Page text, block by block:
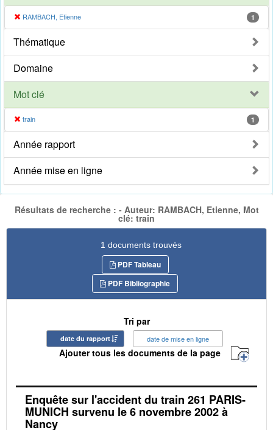
RAMBACH, Etienne 1
Thématique
Domaine
Mot clé
train 1
Année rapport
Année mise en ligne
Résultats de recherche : - Auteur: RAMBACH, Etienne, Mot
clé: train
1 documents trouvés
PDF Tableau
PDF Bibliographie
Tri par
date du rapport date de mise en ligne
Ajouter tous les documents de la page
Enquête sur l'accident du train 261 PARIS-
MUNICH survenu le 6 novembre 2002 à
Nancy